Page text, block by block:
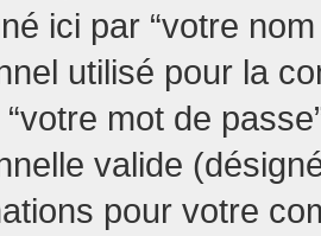
ici par “votre
utilisé pour la
mot de
valide
pour votre